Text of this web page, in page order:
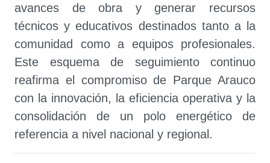
avances de obra y generar recursos
técnicos y educativos destinados tanto a la
comunidad como a equipos profesionales.
Este esquema de seguimiento continuo
reafirma el compromiso de Parque Arauco
con la innovación, la eficiencia operativa y la
consolidación de un polo energético de
referencia a nivel nacional y regional.